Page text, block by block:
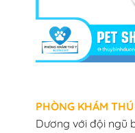
PHÒNG KHÁM
Dương với đội ngũ